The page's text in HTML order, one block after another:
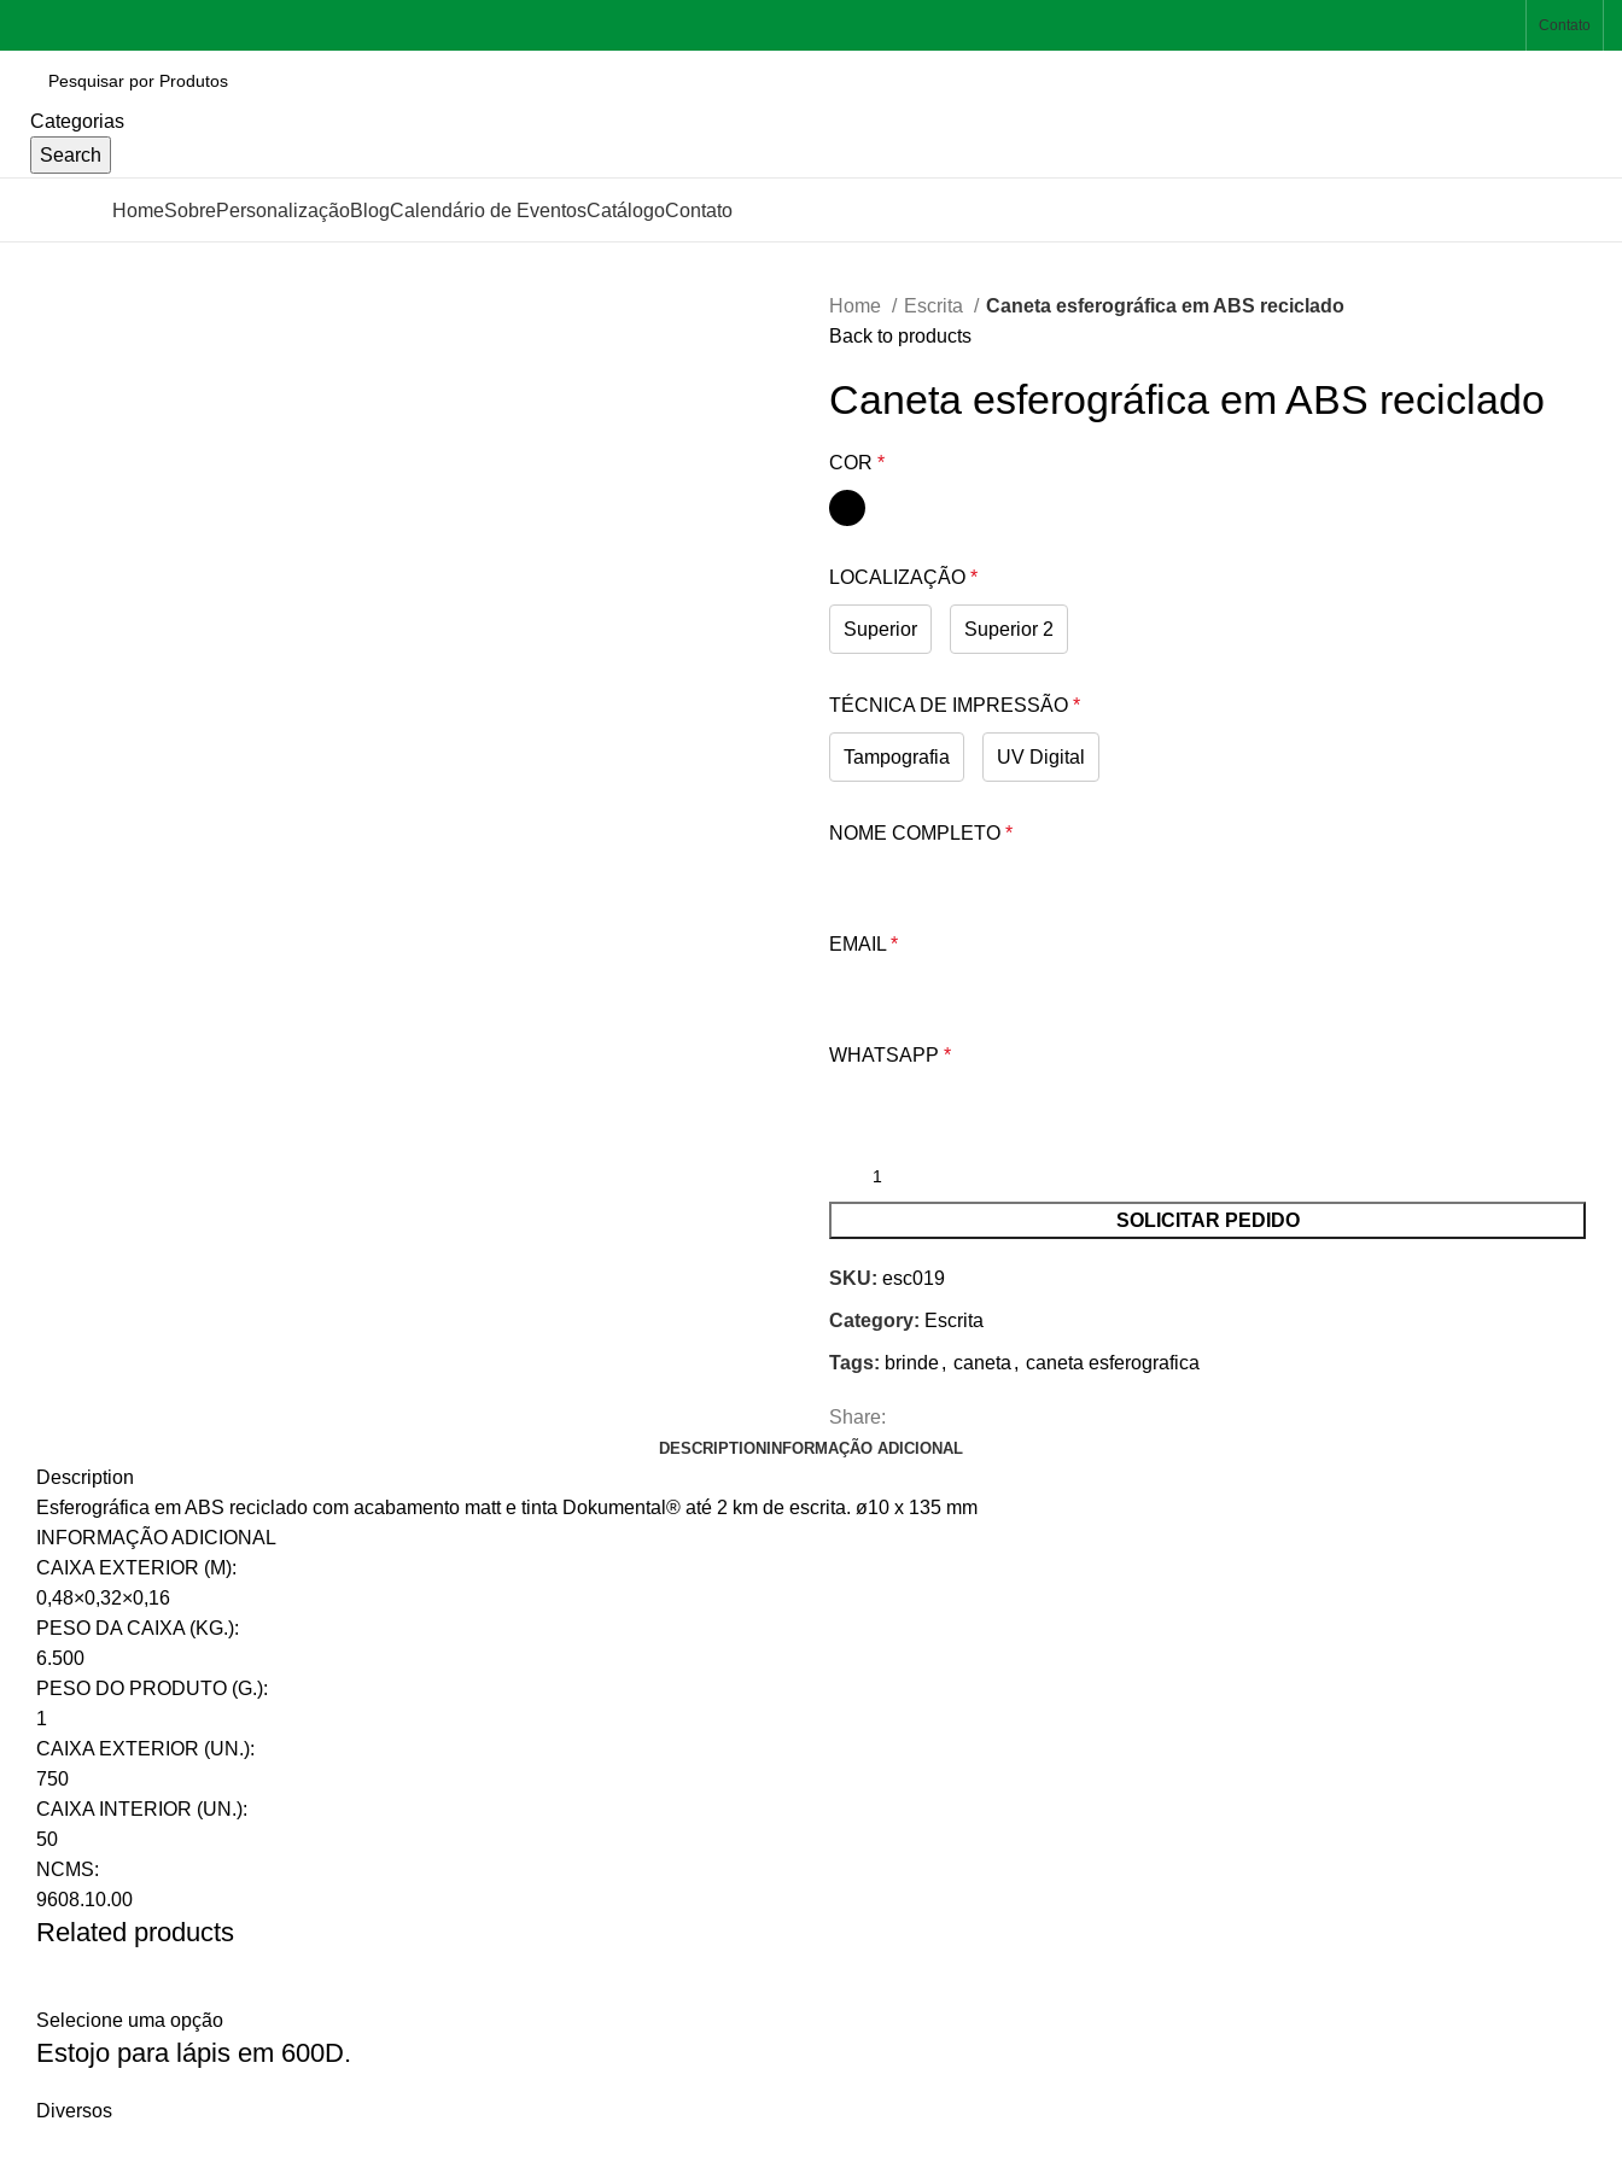
Contato
Categorias
Search
HomeSobrePersonalizaçãoBlogCalendário de EventosCatálogoContato
Home Escrita
Caneta esferográfica em ABS reciclado
Back to products
Caneta esferográfica em ABS reciclado
COR *
LOCALIZAÇÃO *
Superior Superior 2
TÉCNICA DE IMPRESSÃO *
Tampografia UV Digital
NOME COMPLETO *
EMAIL *
WHATSAPP *
SOLICITAR PEDIDO
SKU: esc019
Category: Escrita
Tags: brinde, caneta , caneta esferografica
Share:
DESCRIPTION INFORMAÇÃO ADICIONAL
Description
Esferográfica em ABS reciclado com acabamento matt e tinta Dokumental® até 2 km de escrita. ø10 x 135 mm
INFORMAÇÃO ADICIONAL
CAIXA EXTERIOR (M):
0,48×0,32×0,16
PESO DA CAIXA (KG.):
6.500
PESO DO PRODUTO (G.):
1
CAIXA EXTERIOR (UN.):
750
CAIXA INTERIOR (UN.):
50
NCMS:
9608.10.00
Related products
Selecione uma opção
Estojo para lápis em 600D.
Diversos